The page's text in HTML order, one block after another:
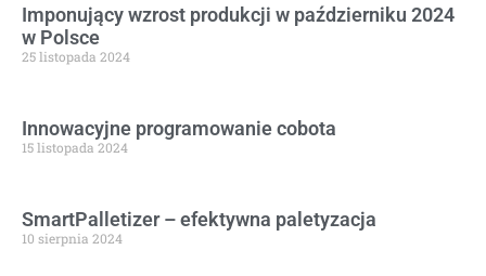
Imponujący wzrost produkcji w październiku 2024
w Polsce
25 listopada 2024
Innowacyjne programowanie cobota
15 listopada 2024
SmartPalletizer – efektywna paletyzacja
10 sierpnia 2024